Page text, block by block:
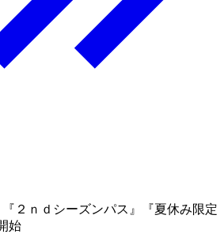
『２ｎｄシーズンパス』『夏休み限定
始